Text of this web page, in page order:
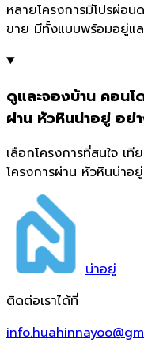
หลายโครงการมีโปรผ่อ
ขาย มีทั้งแบบพร้อมอยู่แล
ดูและจองบ้าน คอนโ
ผ่าน หัวหินน่าอยู่ อย่า
เลือกโครงการที่สนใจ เ
โครงการผ่าน หัวหินน่าอ
น่าอยู่
ติดต่อเราได้ที่